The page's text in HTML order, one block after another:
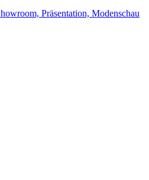
Präsentation, Modenschau